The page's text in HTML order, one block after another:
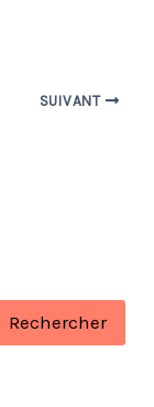
SUIVANT
Rechercher